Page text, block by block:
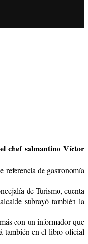
chef salmantino Víctor
referencia de gastronomía
de Turismo, cuenta
subrayó también la
con un informador que
también en el libro oficial